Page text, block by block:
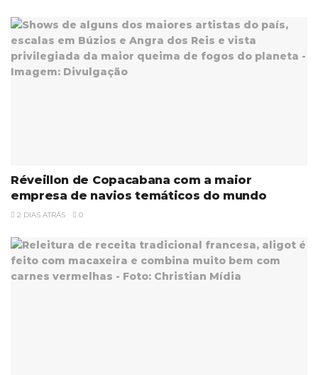
Réveillon de Copacabana com a maior
empresa de navios temáticos do mundo
2 DIAS ATRÁS 0